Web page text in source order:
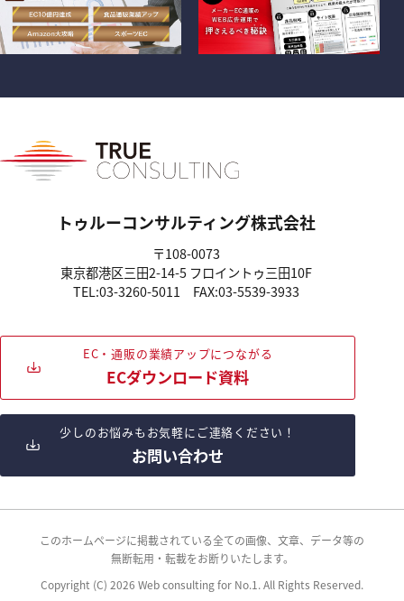
トゥルーコンサルティング株式会社
〒108-0073
東京都港区三田2-14-5 フロイントゥ三田10F
TEL:03-3260-5011
FAX:03-5539-3933
EC・通販の業績アップにつながる
ECダウンロード資料
少しのお悩みもお気軽にご連絡ください！
お問い合わせ
このホームページに掲載されている全ての画像、文章、データ等の
無断転用・転載をお断りいたします。
Copyright (C) 2026 Web consulting for No.1. All Rights Reserved.